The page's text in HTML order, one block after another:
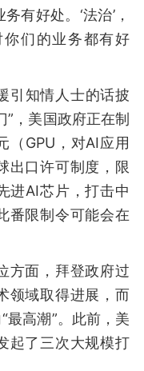
有好处。‘法治’，
们的业务都有好
引知情人士的话披
，美国政府正在制
（GPU，对AI应用
出口许可制度，限
进AI芯片，打击中
番限制令可能会在
方面，拜登政府过
领域取得进展，而
最高潮”。此前，美
起了三次大规模打